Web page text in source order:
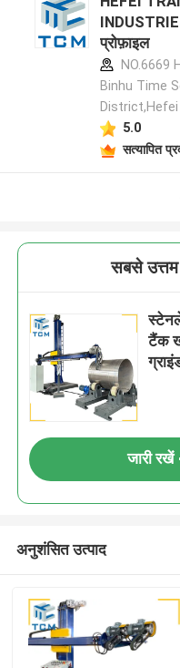
प्रोफ़ाइल
NO.6669
Binhu Time
District,Hefei
5.0
सत्यापित
सबसे उत्तम
टैंक
जारी रखें
अनुशंसित उत्पाद